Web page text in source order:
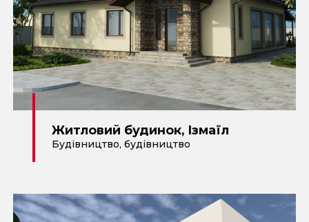
Житловий будинок, Ізмаїл
Будівництво, будівництво